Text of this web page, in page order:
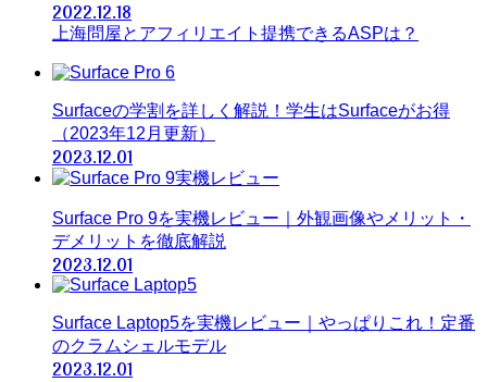
2022.12.18
上海問屋とアフィリエイト提携できるASPは？
Surfaceの学割を詳しく解説！学生はSurfaceがお得
（2023年12月更新）
2023.12.01
Surface Pro 9を実機レビュー｜外観画像やメリット・
デメリットを徹底解説
2023.12.01
Surface Laptop5を実機レビュー｜やっぱりこれ！定番
のクラムシェルモデル
2023.12.01